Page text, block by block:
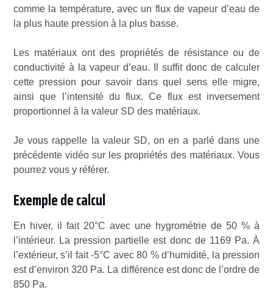
comme la température, avec un flux de vapeur d’eau de
la plus haute pression à la plus basse.
Les matériaux ont des propriétés de résistance ou de
conductivité à la vapeur d’eau. Il suffit donc de calculer
cette pression pour savoir dans quel sens elle migre,
ainsi que l’intensité du flux. Ce flux est inversement
proportionnel à la valeur SD des matériaux.
Je vous rappelle la valeur SD, on en a parlé dans une
précédente vidéo sur les propriétés des matériaux. Vous
pourrez vous y référer.
Exemple de calcul
En hiver, il fait 20°C avec une hygrométrie de 50 % à
l’intérieur. La pression partielle est donc de 1169 Pa. À
l’extérieur, s’il fait -5°C avec 80 % d’humidité, la pression
est d’environ 320 Pa. La différence est donc de l’ordre de
850 Pa.